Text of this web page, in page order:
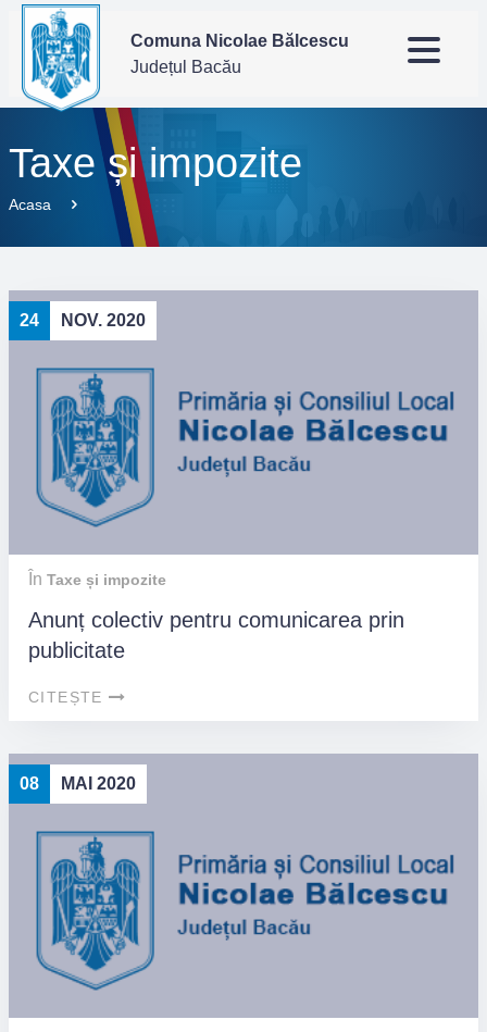
Comuna Nicolae Bălcescu
Județul Bacău
Taxe și impozite
Acasa
24 NOV. 2020
În Taxe și impozite
Anunț colectiv pentru comunicarea prin
publicitate
CITEȘTE
08 MAI 2020